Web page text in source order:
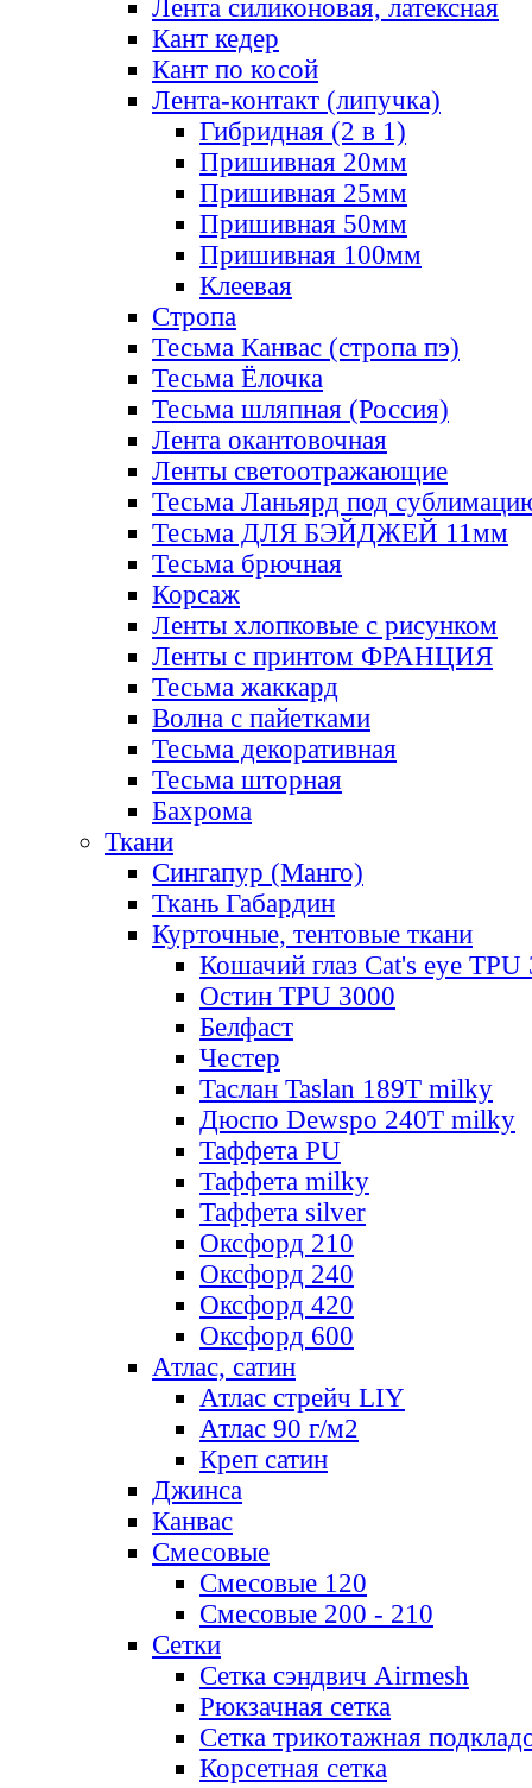
Лента силиконовая, латексная
Кант кедер
Кант по косой
Лента-контакт (липучка)
Гибридная (2 в 1)
Пришивная 20мм
Пришивная 25мм
Пришивная 50мм
Пришивная 100мм
Клеевая
Стропа
Тесьма Канвас (стропа пэ)
Тесьма Ёлочка
Тесьма шляпная (Россия)
Лента окантовочная
Ленты светоотражающие
Тесьма Ланьярд под
Тесьма ДЛЯ БЭЙДЖЕЙ 11мм
Тесьма брючная
Корсаж
Ленты хлопковые с рисунком
Ленты с принтом ФРАНЦИЯ
Тесьма жаккард
Волна с пайетками
Тесьма декоративная
Тесьма шторная
Бахрома
Ткани
Сингапур (Манго)
Ткань Габардин
Курточные, тентовые ткани
Кошачий глаз Cat's eye TPU
Остин TPU 3000
Белфаст
Честер
Таслан Taslan 189T milky
Дюспо Dewspo 240T milky
Таффета PU
Таффета milky
Таффета silver
Оксфорд 210
Оксфорд 240
Оксфорд 420
Оксфорд 600
Атлас, сатин
Атлас стрейч LIY
Атлас 90 г/м2
Креп сатин
Джинса
Канвас
Смесовые
Смесовые 120
Смесовые 200 - 210
Сетки
Сетка сэндвич Airmesh
Рюкзачная сетка
Сетка трикотажная
Корсетная сетка